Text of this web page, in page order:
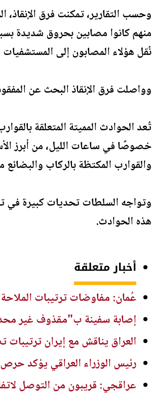
وحسب التقارير، تمكنت فرق
منهم كانوا مصابين بحروق شديدة
نُقل هؤلاء المصابون إلى المستشفيات لتلقي العلاج، بينما تم
وواصلت فرق الإنقاذ البحث عن
تُعد الحوادث المميتة المتعلقة
خصوصًا في ساعات الليل، من أبرز
والقوارب المكتظة بالركاب
وتواجه السلطات تحديات كبيرة في
هذه الحوادث.
أخبار متعلقة
عُمان: مفاوضات ترتيبات
إصابة سفينة ب"مقذوف غير
العراق يناقش مع إيران ترتيبات
رئيس الوزراء العراقي يؤكد
عراقجي: قريبون من التوصل